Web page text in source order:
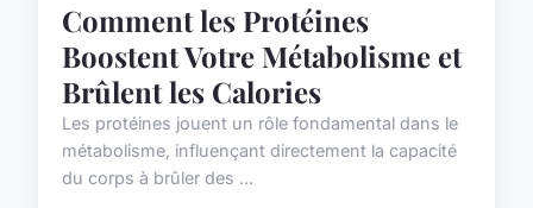
Comment les Protéines
Boostent Votre Métabolisme et
Brûlent les Calories
Les protéines jouent un rôle fondamental dans le
métabolisme, influençant directement la capacité
du corps à brûler des ...